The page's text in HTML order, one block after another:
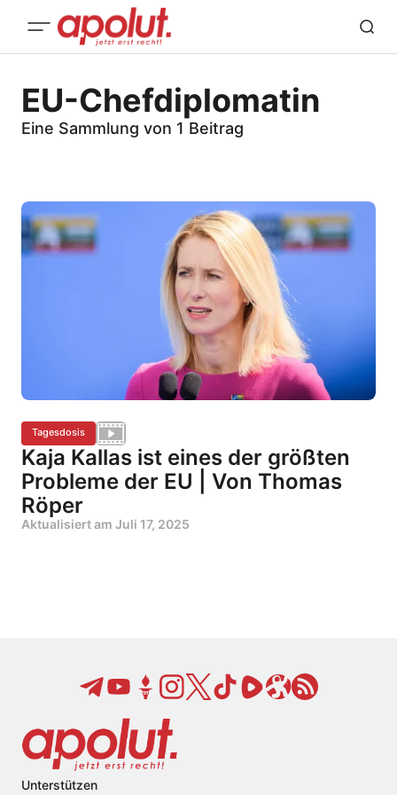
EU-Chefdiplomatin
Eine Sammlung von 1 Beitrag
Tagesdosis
Kaja Kallas ist eines der größten
Probleme der EU | Von Thomas
Röper
Aktualisiert am Juli 17, 2025
Unterstützen